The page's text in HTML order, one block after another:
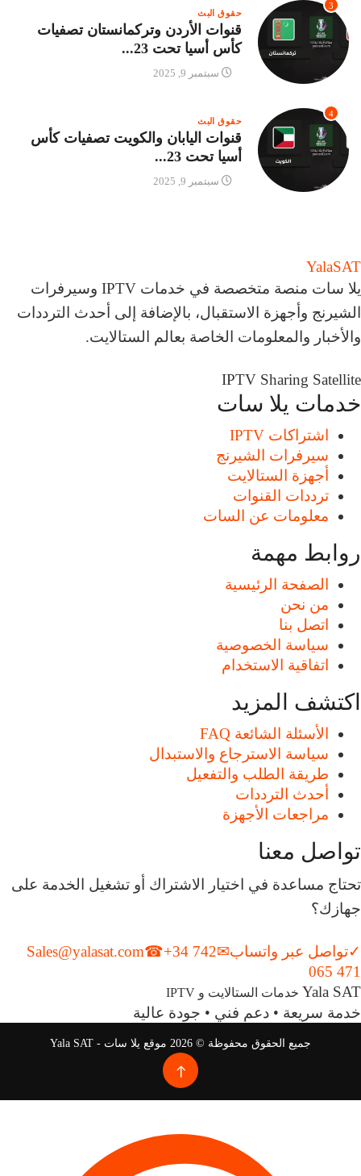
3
حقوق البث
قنوات الأردن وتركمانستان تصفيات
كأس أسيا تحت 23...
سبتمبر 9, 2025
4
حقوق البث
قنوات اليابان والكويت تصفيات كأس
أسيا تحت 23...
سبتمبر 9, 2025
YalaSAT
يلا سات منصة متخصصة في خدمات IPTV وسيرفرات
الشيرنج وأجهزة الاستقبال، بالإضافة إلى أحدث الترددات
والأخبار والمعلومات الخاصة بعالم الستالايت.
IPTV Sharing Satellite
خدمات يلا سات
اشتراكات IPTV
سيرفرات الشيرنج
أجهزة الستالايت
ترددات القنوات
معلومات عن السات
روابط مهمة
الصفحة الرئيسية
من نحن
اتصل بنا
سياسة الخصوصية
اتفاقية الاستخدام
اكتشف المزيد
الأسئلة الشائعة FAQ
سياسة الاسترجاع والاستبدال
طريقة الطلب والتفعيل
أحدث الترددات
مراجعات الأجهزة
تواصل معنا
تحتاج مساعدة في اختيار الاشتراك أو تشغيل الخدمة على
جهازك؟
✓تواصل عبر واتساب✉
Sales@yalasat.com☎+34 742
065 471
Yala SAT خدمات الستالايت و IPTV
خدمة سريعة • دعم فني • جودة عالية
جميع الحقوق محفوظة © 2026 موقع يلا سات - Yala SAT